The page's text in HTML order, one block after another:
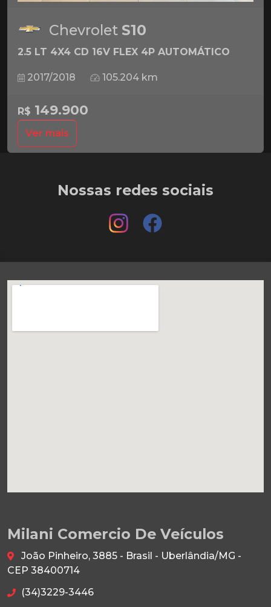
Chevrolet S10
2.5 LT 4X4 CD 16V FLEX 4P AUTOMÁTICO
2017/2018 105.204 km
R$ 149.900
Ver mais
Nossas redes sociais
Milani Comercio De Veículos
João Pinheiro, 3885 - Brasil - Uberlândia/MG -
CEP 38400714
(34)3229-3446